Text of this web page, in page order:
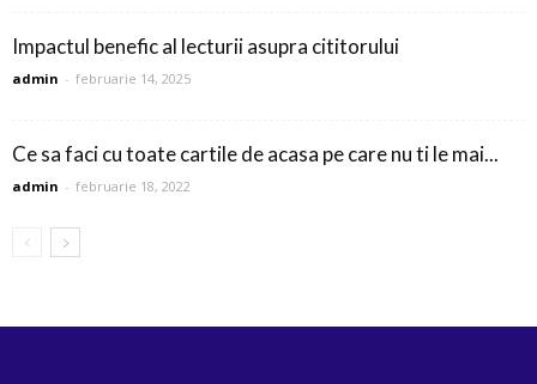
Impactul benefic al lecturii asupra cititorului
admin - februarie 14, 2025
Ce sa faci cu toate cartile de acasa pe care nu ti le mai...
admin - februarie 18, 2022